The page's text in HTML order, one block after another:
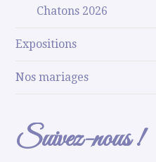
Chatons 2026
Expositions
Nos mariages
Suivez-nous !